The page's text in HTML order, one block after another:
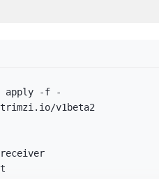
apply -f -
v1beta2